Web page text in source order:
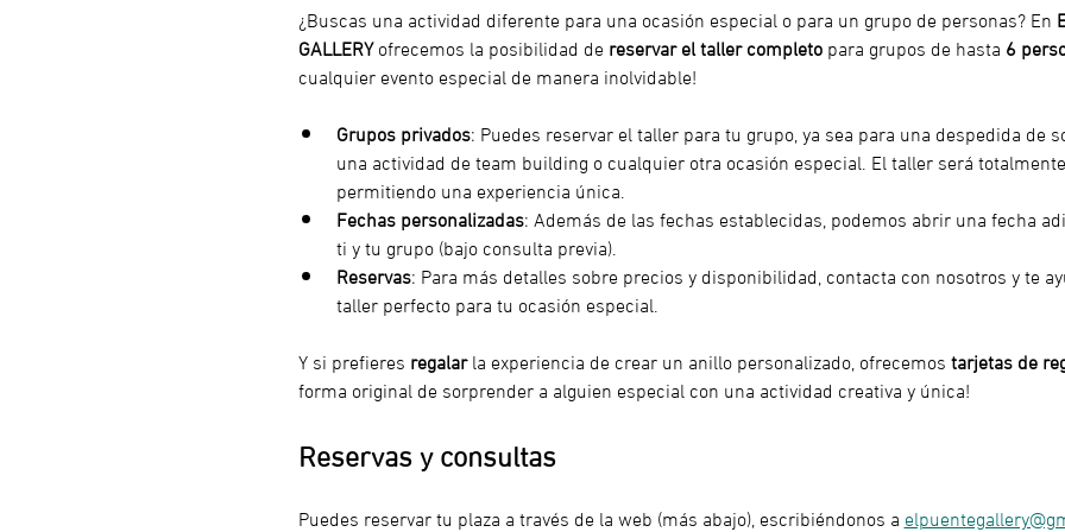
¿Buscas una actividad diferente para una ocasión especial o para un grupo de personas? En
GALLERY ofrecemos la posibilidad de reservar el taller completo para grupos de hasta 6
cualquier evento especial de manera inolvidable!
Grupos privados: Puedes reservar el taller para tu grupo, ya sea para una despedida de
una actividad de team building o cualquier otra ocasión especial. El taller será
permitiendo una experiencia única.
Fechas personalizadas: Además de las fechas establecidas, podemos abrir una fecha
ti y tu grupo (bajo consulta previa).
Reservas: Para más detalles sobre precios y disponibilidad, contacta con nosotros y te
taller perfecto para tu ocasión especial.
Y si prefieres regalar la experiencia de crear un anillo personalizado, ofrecemos tarjetas de
forma original de sorprender a alguien especial con una actividad creativa y única!
Reservas y consultas
Puedes reservar tu plaza a través de la web (más abajo), escribiéndonos a